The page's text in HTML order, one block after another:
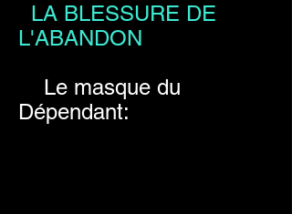
LA BLESSURE DE
L'ABANDON
Le masque du
Dépendant: